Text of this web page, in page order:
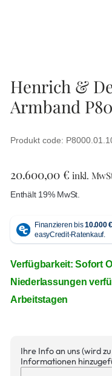
Henrich &
Armband
Produkt code:
20.600,00€ inkl.
Enthält 19% MwSt.
Verfügbarkeit: Sofort
Niederlassungen
Arbeitstagen
Ihre Info an uns (wird
Informationen